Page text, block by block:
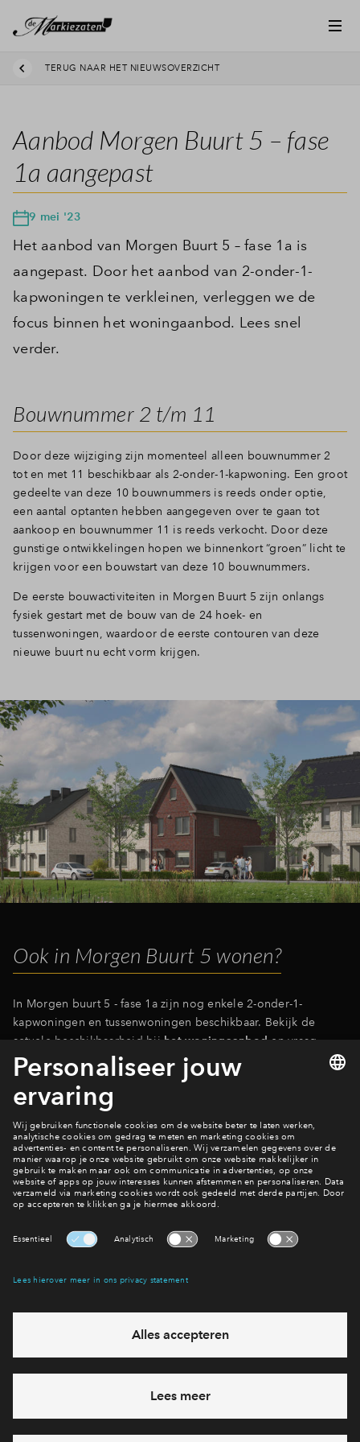
TERUG NAAR HET NIEUWSOVERZICHT
Aanbod Morgen Buurt 5 – fase
1a aangepast
9 mei '23
Het aanbod van Morgen Buurt 5 – fase 1a is
aangepast. Door het aanbod van 2-onder-1-
kapwoningen te verkleinen, verleggen we de
focus binnen het woningaanbod. Lees snel
verder.
Bouwnummer 2 t/m 11
Door deze wijziging zijn momenteel alleen bouwnummer 2
tot en met 11 beschikbaar als 2-onder-1-kapwoning. Een groot
gedeelte van deze 10 bouwnummers is reeds onder optie,
een aantal optanten hebben aangegeven over te gaan tot
aankoop en bouwnummer 11 is reeds verkocht. Door deze
gunstige ontwikkelingen hopen we binnenkort “groen” licht te
krijgen voor een bouwstart van deze 10 bouwnummers.
De eerste bouwactiviteiten in Morgen Buurt 5 zijn onlangs
fysiek gestart met de bouw van de 24 hoek- en
tussenwoningen, waardoor de eerste contouren van deze
nieuwe buurt nu echt vorm krijgen.
Ook in Morgen Buurt 5 wonen?
In Morgen buurt 5 - fase 1a zijn nog enkele 2-onder-1-
kapwoningen en tussenwoningen beschikbaar. Bekijk de
actuele beschikbaarheid bij het woningaanbod en vraag
vrijblijvend een optie aan.
Bekijk woningaanbod
Ook hier wonen?
Bekijk het woningaanbod
eventuele projecten
Ja, ik wil mij aanmelden
Heb je een vraag en wil je direct antwoord? Bel ons op088 -
71 22 894